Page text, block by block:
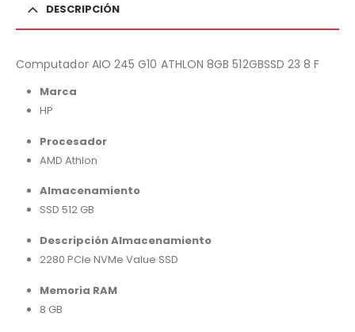
DESCRIPCIÓN
Computador AIO 245 G10 ATHLON 8GB 512GBSSD 23 8 F
Marca
HP
Procesador
AMD Athlon
Almacenamiento
SSD 512 GB
Descripción Almacenamiento
2280 PCIe NVMe Value SSD
Memoria RAM
8 GB